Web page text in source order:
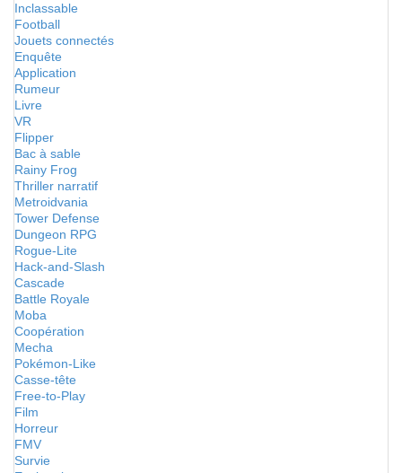
Inclassable
Football
Jouets connectés
Enquête
Application
Rumeur
Livre
VR
Flipper
Bac à sable
Rainy Frog
Thriller narratif
Metroidvania
Tower Defense
Dungeon RPG
Rogue-Lite
Hack-and-Slash
Cascade
Battle Royale
Moba
Coopération
Mecha
Pokémon-Like
Casse-tête
Free-to-Play
Film
Horreur
FMV
Survie